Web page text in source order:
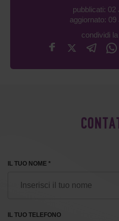
pubblicati: 02
aggiornato:
condividi
IL TUO NOME *
IL TUO TELEFONO